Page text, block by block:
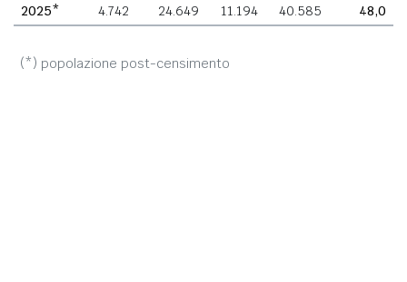
2025*
4.742 24.649 11.194 40.585 48,0
(*) popolazione post-censimento